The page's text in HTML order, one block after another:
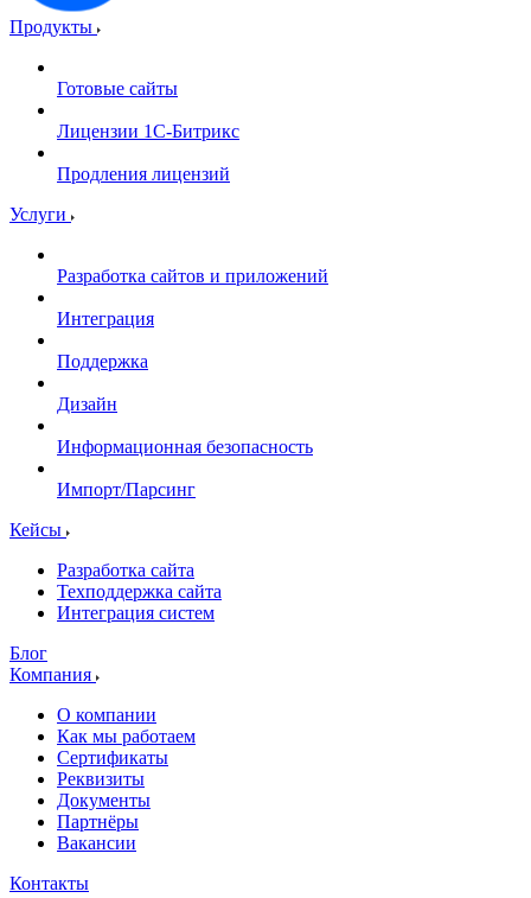
Продукты
Готовые сайты
Лицензии 1С-Битрикс
Продления лицензий
Услуги
Разработка сайтов и приложений
Интеграция
Поддержка
Дизайн
Информационная безопасность
Импорт/Парсинг
Кейсы
Разработка сайта
Техподдержка сайта
Интеграция систем
Блог
Компания
О компании
Как мы работаем
Сертификаты
Реквизиты
Документы
Партнёры
Вакансии
Контакты